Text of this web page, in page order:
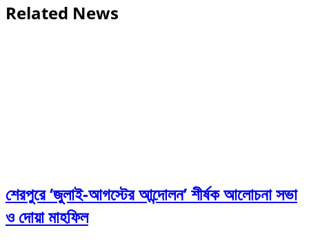
Related News
শেরপুরে ‘জুলাই-আগস্টের আন্দোলন’ শীর্ষক আলোচনা সভা
ও দোয়া মাহফিল